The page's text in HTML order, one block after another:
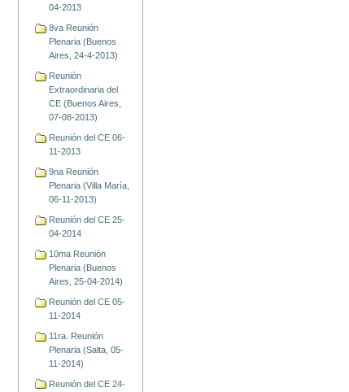
04-2013
8va Reunión
Plenaria (Buenos
Aires, 24-4-2013)
Reunión
Extraordinaria del
CE (Buenos Aires,
07-08-2013)
Reunión del CE 06-
11-2013
9na Reunión
Plenaria (Villa María,
06-11-2013)
Reunión del CE 25-
04-2014
10ma Reunión
Plenaria (Buenos
Aires, 25-04-2014)
Reunión del CE 05-
11-2014
11ra. Reunión
Plenaria (Salta, 05-
11-2014)
Reunión del CE 24-